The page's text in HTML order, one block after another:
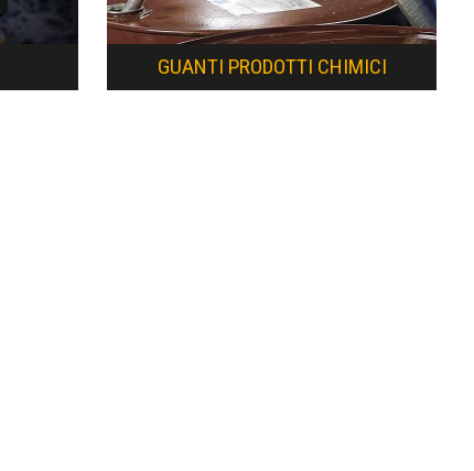
GUANTI PRODOTTI CHIMICI